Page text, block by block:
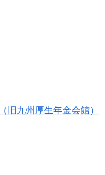
旧九州厚生年金会館）